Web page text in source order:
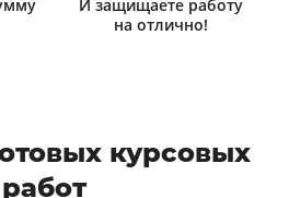
И защищаете работу
на отлично!
курсовых
работ